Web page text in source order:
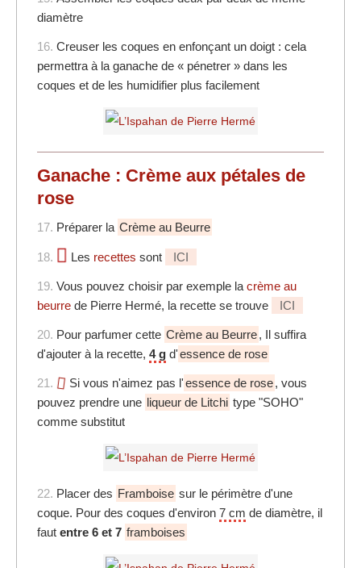
diamètre
16. Creuser les coques en enfonçant un doigt : cela
permettra à la ganache de « pénetrer » dans les
coques et de les humidifier plus facilement
Ganache : Crème aux pétales de
rose
17. Préparer la Crème au Beurre
18. Les recettes sont ICI
19. Vous pouvez choisir par exemple la crème au
beurre de Pierre Hermé, la recette se trouve ICI
20. Pour parfumer cette Crème au Beurre, Il suffira
d'ajouter à la recette, 4 g d'essence de rose
21. Si vous n'aimez pas l'essence de rose, vous
pouvez prendre une liqueur de Litchi type "SOHO"
comme substitut
22. Placer des Framboise sur le périmètre d'une
coque. Pour des coques d'environ 7 cm de diamètre, il
faut entre 6 et 7 framboises